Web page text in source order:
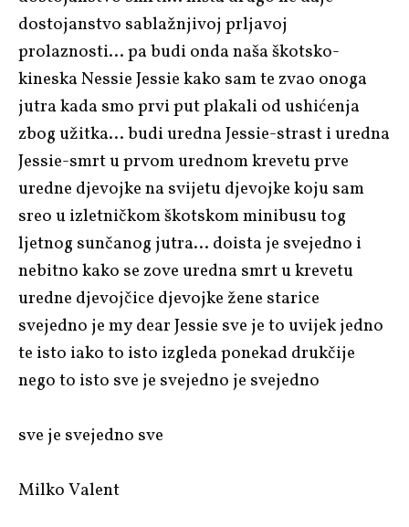
dostojanstvo sablažnjivoj prljavoj
prolaznosti… pa budi onda naša škotsko-
kineska Nessie Jessie kako sam te zvao onoga
jutra kada smo prvi put plakali od ushićenja
zbog užitka… budi uredna Jessie-strast i uredna
Jessie-smrt u prvom urednom krevetu prve
uredne djevojke na svijetu djevojke koju sam
sreo u izletničkom škotskom minibusu tog
ljetnog sunčanog jutra… doista je svejedno i
nebitno kako se zove uredna smrt u krevetu
uredne djevojčice djevojke žene starice
svejedno je my dear Jessie sve je to uvijek jedno
te isto iako to isto izgleda ponekad drukčije
nego to isto sve je svejedno je svejedno
sve je svejedno sve
Milko Valent